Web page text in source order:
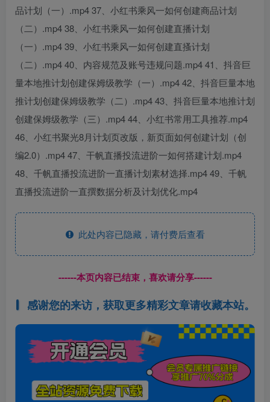
品计划（一）.mp4 37、小红书乘风一如何创建商品计划
（二）.mp4 38、小红书乘风一如何创建直播计划
（一）.mp4 39、小红书乘风一如何创建直搔计划
（二）.mp4 40、内容规范及账号违规问题.mp4 41、抖音巨
量本地推计划创建保姆级教学（一）.mp4 42、抖音巨量本地
推计划创建保姆级教学（二）.mp4 43、抖音巨量本地推计划
创建保姆级教学（三）.mp4 44、小红书常用工具推荐.mp4
46、小红书聚光8月计划页改版，新页面如何创建计划（创
编2.0）.mp4 47、干帆直播投流进阶一如何搭建计划.mp4
48、千帆直播投流进阶一直播计划素材选择.mp4 49、千帆
直播投流进阶一直撰数据分析及计划优化.mp4
此处内容已隐藏，请付费后查看
------本页内容已结束，喜欢请分享------
感谢您的来访，获取更多精彩文章请收藏本站。